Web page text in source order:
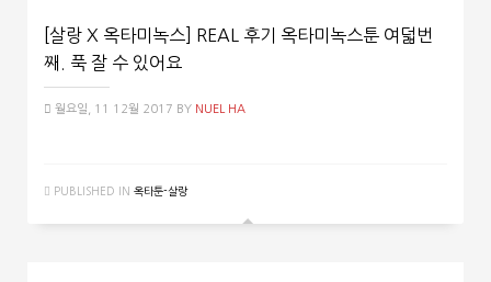
[살랑 X 옥타미녹스] REAL 후기 옥타미녹스툰 여덟번
째. 푹 잘 수 있어요
월요일, 11 12월 2017 BY NUEL HA
PUBLISHED IN 옥타툰-살랑